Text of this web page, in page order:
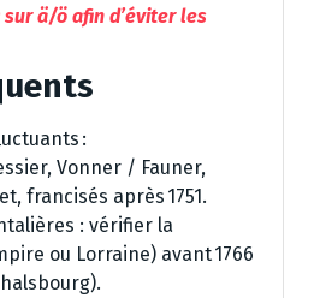
ä/ö afin d’éviter les
:
Vonner / Fauner,
francisés après 1751.
: vérifier la
ou Lorraine) avant 1766